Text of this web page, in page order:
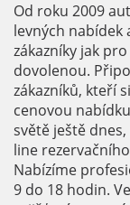
Od roku 2009
levných nabídek
zákazníky jak
dovolenou.
zákazníků, kteří
cenovou
světě ještě
line
Nabízíme
9 do 18 hodin.